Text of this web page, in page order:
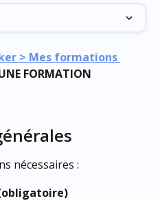
> Mes formations
FORMATION
nécessaires :